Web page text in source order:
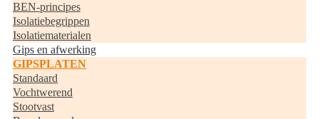
BEN-principes
Isolatiebegrippen
Isolatiematerialen
Gips en afwerking
GIPSPLATEN
Standaard
Vochtwerend
Stootvast